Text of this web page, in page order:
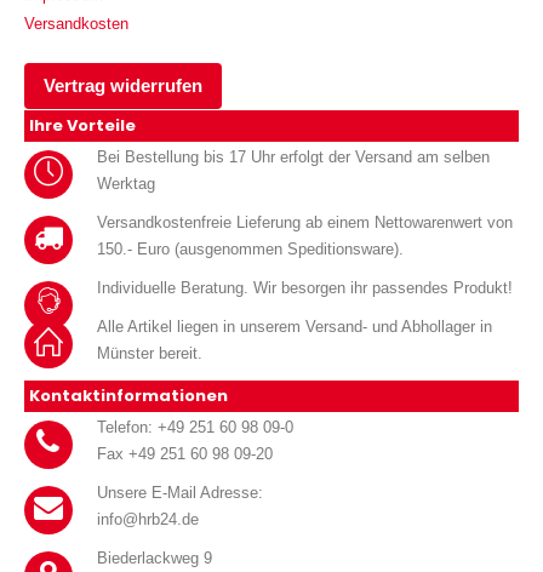
Versandkosten
Vertrag widerrufen
Ihre Vorteile
Bei Bestellung bis 17 Uhr erfolgt der Versand am selben
Werktag
Versandkostenfreie Lieferung ab einem Nettowarenwert von
150.- Euro (ausgenommen Speditionsware).
Individuelle Beratung. Wir besorgen ihr passendes Produkt!
Alle Artikel liegen in unserem Versand- und Abhollager in
Münster bereit.
Kontaktinformationen
Telefon: +49 251 60 98 09-0
Fax +49 251 60 98 09-20
Unsere E-Mail Adresse:
info@hrb24.de
Biederlackweg 9